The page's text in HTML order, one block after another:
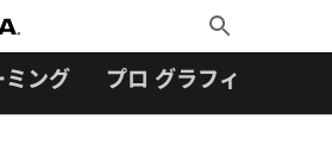
Toggle
Search
ミング プロ グラフィックス